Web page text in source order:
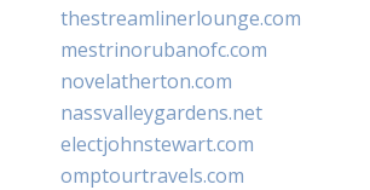
thestreamlinerlounge.com
mestrinorubanofc.com
novelatherton.com
nassvalleygardens.net
electjohnstewart.com
omptourtravels.com